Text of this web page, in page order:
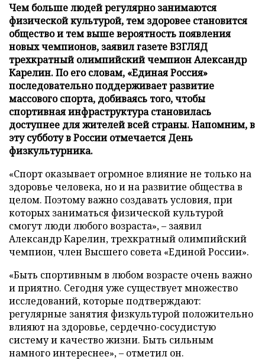
Чем больше людей регулярно занимаются
физической культурой, тем здоровее становится
общество и тем выше вероятность появления
новых чемпионов, заявил газете ВЗГЛЯД
трехкратный олимпийский чемпион Александр
Карелин. По его словам, «Единая Россия»
последовательно поддерживает развитие
массового спорта, добиваясь того, чтобы
спортивная инфраструктура становилась
доступнее для жителей всей страны. Напомним, в
эту субботу в России отмечается День
физкультурника.
«Спорт оказывает огромное влияние не только на
здоровье человека, но и на развитие общества в
целом. Поэтому важно создавать условия, при
которых заниматься физической культурой
смогут люди любого возраста», – заявил
Александр Карелин, трехкратный олимпийский
чемпион, член Высшего совета «Единой России».
«Быть спортивным в любом возрасте очень важно
и приятно. Сегодня уже существует множество
исследований, которые подтверждают:
регулярные занятия физкультурой положительно
влияют на здоровье, сердечно-сосудистую
систему и качество жизни. Быть сильным
намного интереснее», – отметил он.